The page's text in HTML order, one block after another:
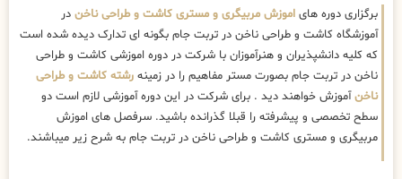
برگزاری دوره های اموزش مربیگری و مستری کاشت و طراحی ناخن در
آموزشگاه کاشت و طراحی ناخن در تربت جام بگونه ای تدارک دیده شده است
که کلیه دانشپذیران و هنرآموزان با شرکت در دوره اموزشی کاشت و طراحی
ناخن در تربت جام بصورت مستر مفاهیم را در زمینه رشته کاشت و طراحی
ناخنآموزش خواهند دید . برای شرکت در این دوره آموزشی لازم است دو
سطح تخصصی و پیشرفته را قبلا گذرانده باشید. سرفصل های اموزش
مربیگری و مستری کاشت و طراحی ناخن در تربت جام به شرح زیر میباشند.